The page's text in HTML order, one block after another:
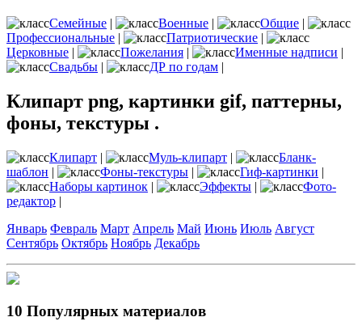
Семейные | Военные | Общие |
Профессиональные | Патриотические |
Церковные | Пожелания | Именные надписи |
Свадьбы | ДР по годам |
Клипарт png, картинки gif, паттерны,
фоны, текстуры .
Клипарт | Муль-клипарт |
Бланк-
шаблон | Фоны-текстуры | Гиф-картинки |
Наборы картинок | Эффекты |
Фото-
редактор |
Январь Февраль Март Апрель Май Июнь Июль Август
Сентябрь Октябрь Ноябрь Декабрь
10 Популярных материалов